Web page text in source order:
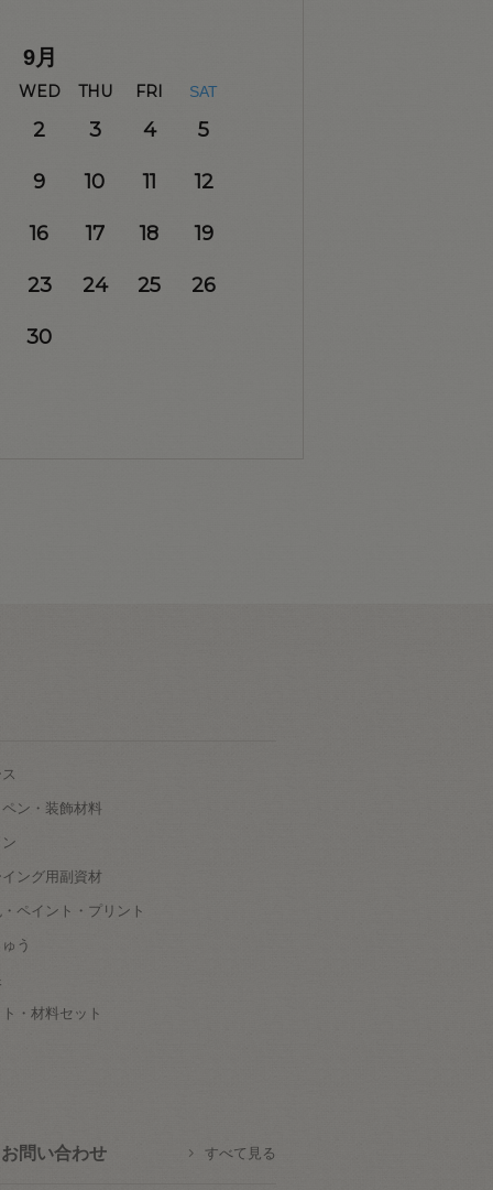
9月
WED THU FRI SAT
2 3 4 5
9 10 11 12
16 17 18 19
23 24 25 26
30
ン・装飾材料
ング用副資材
ペイント・プリント
う
・材料セット
お問い合わせ すべて見る